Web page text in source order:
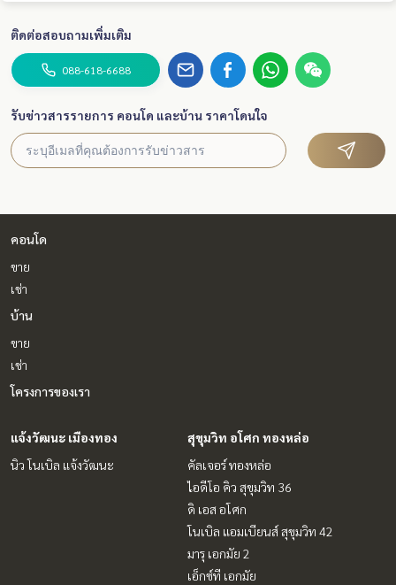
ติดต่อสอบถามเพิ่มเติม
088-618-6688
รับข่าวสารรายการ คอนโด และบ้าน ราคาโดนใจ
คอนโด
ขาย
เช่า
บ้าน
ขาย
เช่า
โครงการของเรา
แจ้งวัฒนะ เมืองทอง
นิว โนเบิล แจ้งวัฒนะ
สุขุมวิท อโศก ทองหล่อ
คัลเจอร์ ทองหล่อ
ไอดีโอ คิว สุขุมวิท 36
ดิ เอส อโศก
โนเบิล แอมเบียนส์ สุขุมวิท 42
มารุ เอกมัย 2
เอ็กซ์ที เอกมัย